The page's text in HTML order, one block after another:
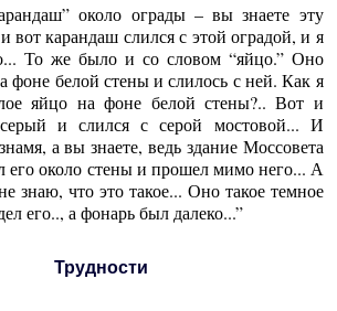
около ограды – вы знаете эту
вот карандаш слился с этой оградой, и я
То же было и со словом “яйцо.” Оно
фоне белой стены и слилось с ней. Как я
яйцо на фоне белой стены?.. Вот и
и слился с серой мостовой... И
а вы знаете, ведь здание Моссовета
его около стены и прошел мимо него... А
знаю, что это такое... Оно такое темное
его.., а фонарь был далеко...”
Трудности